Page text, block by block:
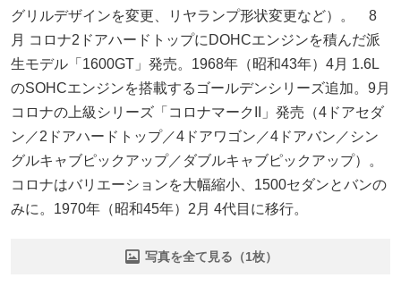
グリルデザインを変更、リヤランプ形状変更など）。 8
月 コロナ2ドアハードトップにDOHCエンジンを積んだ派
生モデル「1600GT」発売。1968年（昭和43年）4月 1.6L
のSOHCエンジンを搭載するゴールデンシリーズ追加。9月
コロナの上級シリーズ「コロナマークII」発売（4ドアセダ
ン／2ドアハードトップ／4ドアワゴン／4ドアバン／シン
グルキャブピックアップ／ダブルキャブピックアップ）。
コロナはバリエーションを大幅縮小、1500セダンとバンの
みに。1970年（昭和45年）2月 4代目に移行。
写真を全て見る（1枚）